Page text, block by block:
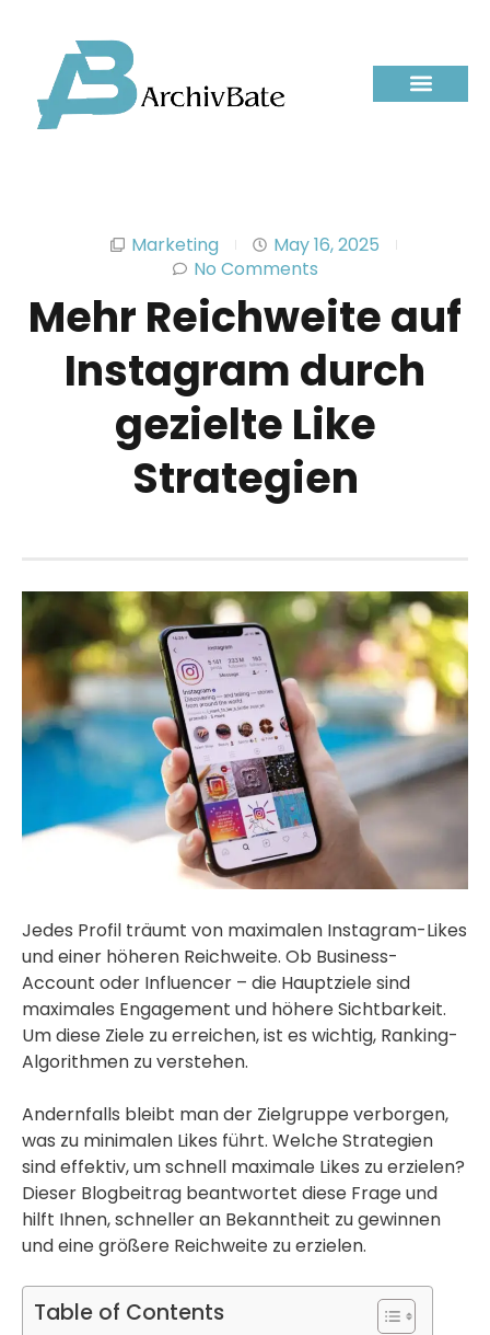
Marketing
May 16, 2025
No Comments
Mehr Reichweite auf
Instagram durch
gezielte Like
Strategien
Jedes Profil träumt von maximalen Instagram-Likes
und einer höheren Reichweite. Ob Business-
Account oder Influencer – die Hauptziele sind
maximales Engagement und höhere Sichtbarkeit.
Um diese Ziele zu erreichen, ist es wichtig, Ranking-
Algorithmen zu verstehen.
Andernfalls bleibt man der Zielgruppe verborgen,
was zu minimalen Likes führt. Welche Strategien
sind effektiv, um schnell maximale Likes zu erzielen?
Dieser Blogbeitrag beantwortet diese Frage und
hilft Ihnen, schneller an Bekanntheit zu gewinnen
und eine größere Reichweite zu erzielen.
Table of Contents